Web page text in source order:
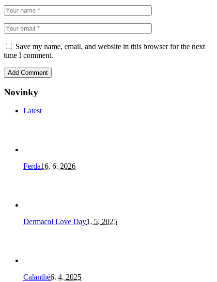
Save my name, email, and website in this browser for the next
time I comment.
Novinky
Latest
Ferda16. 6. 2026
Dermacol Love Day1. 5. 2025
Calanthé6. 4. 2025